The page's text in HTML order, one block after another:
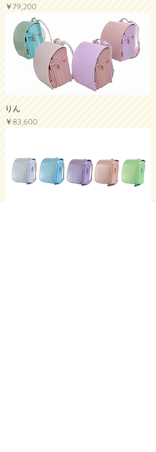
価格
￥79,200
りん
価格
￥83,600